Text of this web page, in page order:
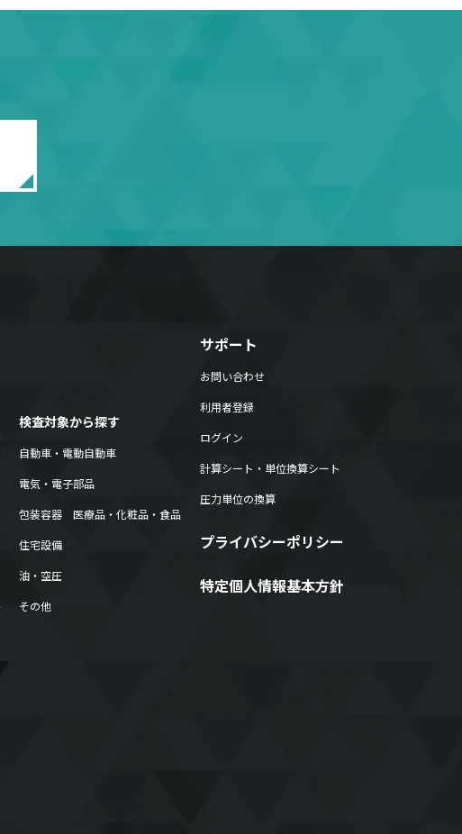
検査対象から探す
自動車・電動自動車
電気・電子部品
包装容器 医療品・化粧品・食品
住宅設備
油・空圧
その他
サポート
お問い合わせ
利用者登録
ログイン
計算シート・単位換算シート
圧力単位の換算
プライバシーポリシー
特定個人情報基本方針